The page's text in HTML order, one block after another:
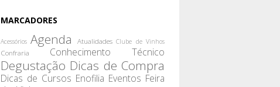
MARCADORES
Acessórios Agenda Atualidades Clube de Vinhos
Confraria Conhecimento Técnico
Degustação Dicas de Compra
Dicas de Cursos Enofilia Eventos Feira